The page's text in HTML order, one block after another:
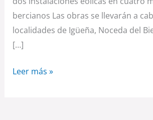
bercianos Las obras se llevarán a
localidades de Igüeña, Noceda del
[…]
Leer más »